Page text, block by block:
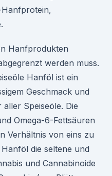
Hanfprodukten
werden muss.
Hanföl ist ein
Geschmack und
Speiseöle. Die
Omega-6-Fettsäuren
Verhältnis von eins zu
die seltene und
und Cannabinoide